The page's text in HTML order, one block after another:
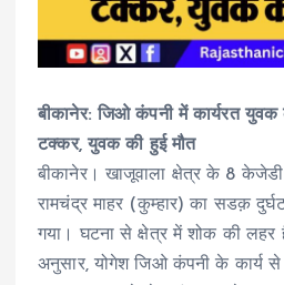
बीकानेर: जिओ कंपनी में कार्यरत युवक
टक्कर, युवक की हुई मौत
बीकानेर। खाजूवाला क्षेत्र के 8 केजेडी
रामचंद्र माहर (कुम्हार) का सडक़
गया। घटना से क्षेत्र में शोक की लहर
अनुसार, योगेश जिओ कंपनी के कार्य से